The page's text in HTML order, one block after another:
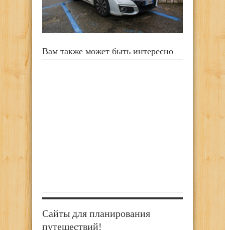
Вам также может быть интересно
Сайты для планирования
путешествий!